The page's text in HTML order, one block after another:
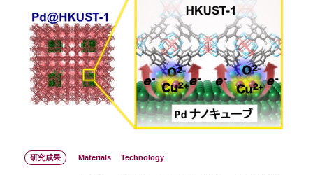
研究成果 Materials Technology